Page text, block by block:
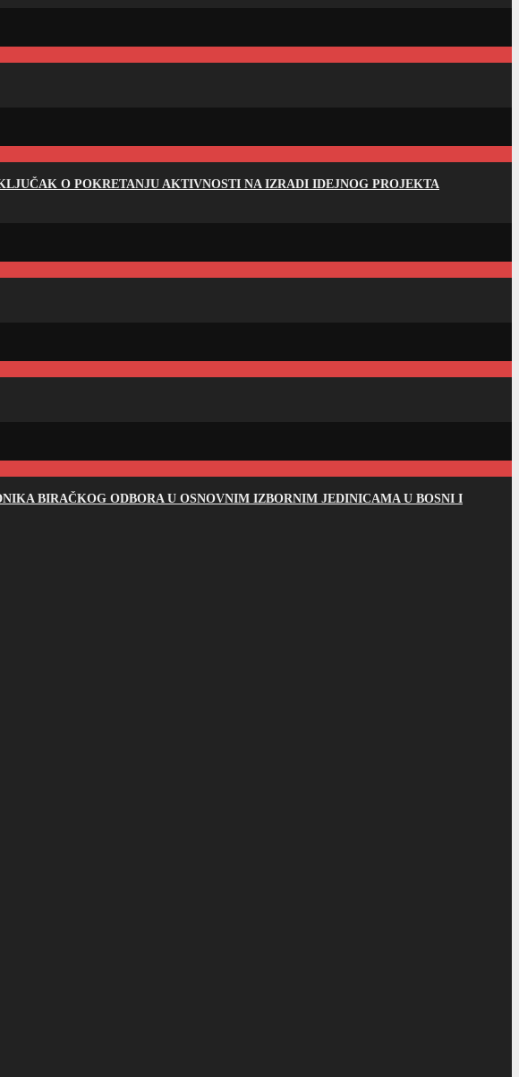
O POKRETANJU AKTIVNOSTI NA IZRADI IDEJNOG PROJEKTA
BIRAČKOG ODBORA U OSNOVNIM IZBORNIM JEDINICAMA U BOSNI I